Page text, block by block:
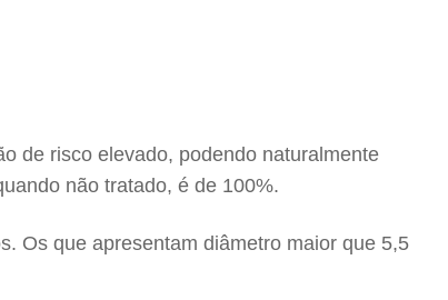
de risco elevado, podendo naturalmente
não tratado, é de 100%.
Os que apresentam diâmetro maior que 5,5